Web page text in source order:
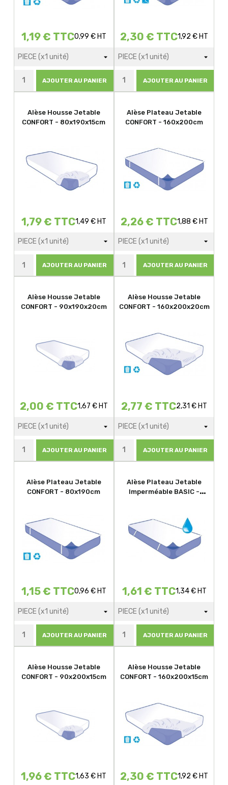
1,19 € TTC0,99 € HT
AJOUTER AU PANIER
2,30 € TTC1,92 € HT
AJOUTER AU PANIER
Alèse Housse Jetable
CONFORT - 80x190x15cm
1,79 € TTC1,49 € HT
AJOUTER AU PANIER
Alèse Plateau Jetable
CONFORT - 160x200cm
2,26 € TTC1,88 € HT
AJOUTER AU PANIER
Alèse Housse Jetable
CONFORT - 90x190x20cm
2,00 € TTC1,67 € HT
AJOUTER AU PANIER
Alèse Housse Jetable
CONFORT - 160x200x20cm
2,77 € TTC2,31 € HT
AJOUTER AU PANIER
Alèse Plateau Jetable
CONFORT - 80x190cm
1,15 € TTC0,96 € HT
AJOUTER AU PANIER
Alèse Plateau Jetable
Imperméable BASIC -
1,61 € TTC1,34 € HT
AJOUTER AU PANIER
Alèse Housse Jetable
CONFORT - 90x200x15cm
1,96 € TTC1,63 € HT
Alèse Housse Jetable
CONFORT - 160x200x15cm
2,30 € TTC1,92 € HT